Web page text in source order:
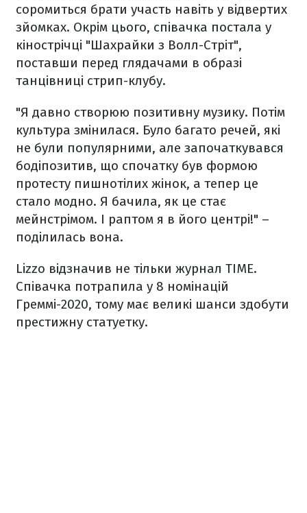
соромиться брати участь навіть у відвертих
зйомках. Окрім цього, співачка постала у
кінострічці "Шахрайки з Волл-Стріт",
поставши перед глядачами в образі
танцівниці стрип-клубу.
"Я давно створюю позитивну музику. Потім
культура змінилася. Було багато речей, які
не були популярними, але започаткувався
бодіпозитив, що спочатку був формою
протесту пишнотілих жінок, а тепер це
стало модно. Я бачила, як це стає
мейнстрімом. І раптом я в його центрі!" –
поділилась вона.
Lizzo відзначив не тільки журнал TIME.
Співачка потрапила у 8 номінацій
Греммі-2020, тому має великі шанси здобути
престижну статуетку.